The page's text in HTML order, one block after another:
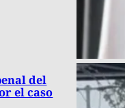
del
el caso